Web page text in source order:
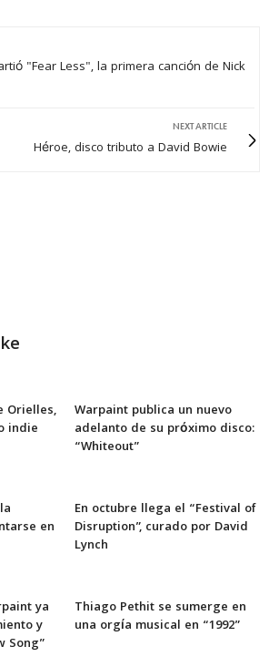
"Fear Less", la primera canción de Nick
NEXT ARTICLE
Héroe, disco tributo a David Bowie
Orielles,
indie
Warpaint publica un nuevo
adelanto de su próximo disco:
“Whiteout”
en
En octubre llega el “Festival of
Disruption”, curado por David
Lynch
ya
y
Song”
Thiago Pethit se sumerge en
una orgía musical en “1992”